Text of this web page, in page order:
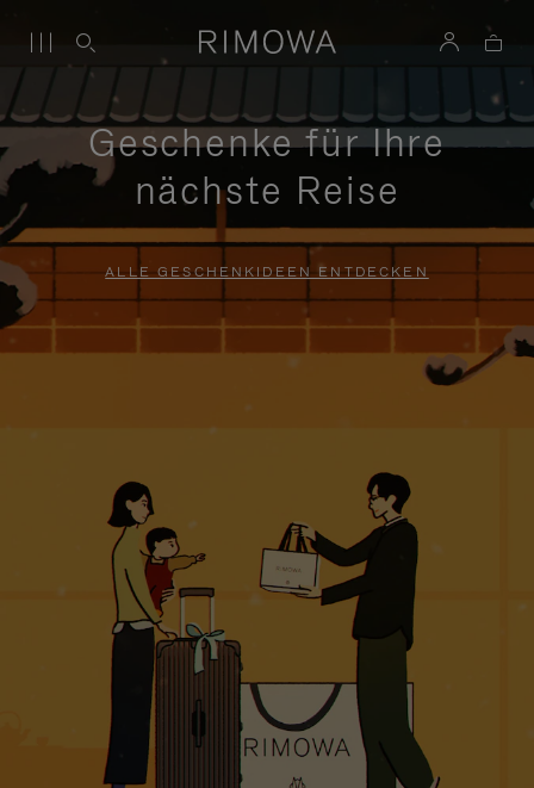
Geschenke für Ihre
nächste Reise
ALLE GESCHENKIDEEN ENTDECKEN